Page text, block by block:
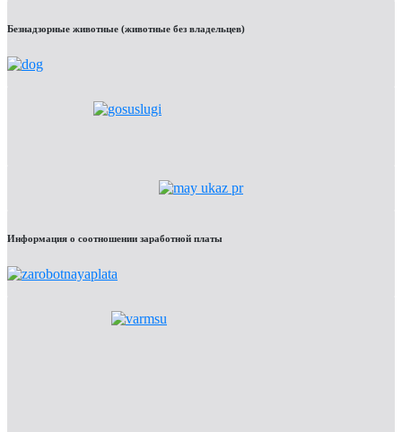
Безнадзорные животные (животные без владельцев)
Информация о соотношении заработной платы